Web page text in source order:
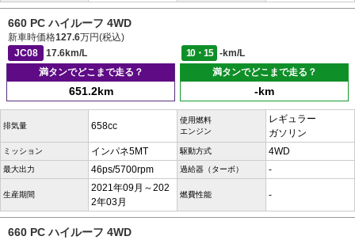
660 PC ハイルーフ 4WD
新車時価格127.6万円(税込)
JC08
17.6km/L 10・15
-km/L
満タンでどこまで走る？
651.2km
満タンでどこまで走る？
-km
排気量 658cc
使用燃料
エンジン
レギュラー
ガソリン
ミッション インパネ5MT 駆動方式 4WD
最大出力 46ps/5700rpm 過給器（ターボ） -
生産期間
2021年09月～202
2年03月
燃費性能 -
660 PC ハイルーフ 4WD